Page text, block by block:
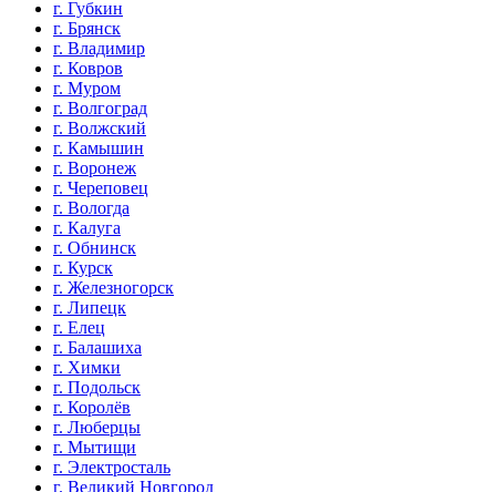
г. Губкин
г. Брянск
г. Владимир
г. Ковров
г. Муром
г. Волгоград
г. Волжский
г. Камышин
г. Воронеж
г. Череповец
г. Вологда
г. Калуга
г. Обнинск
г. Курск
г. Железногорск
г. Липецк
г. Елец
г. Балашиха
г. Химки
г. Подольск
г. Королёв
г. Люберцы
г. Мытищи
г. Электросталь
г. Великий Новгород